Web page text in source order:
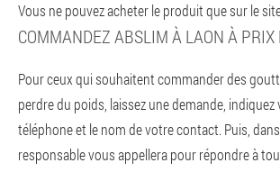
Vous ne pouvez acheter le produit que sur le
COMMANDEZ ABSLIM À LAON À PRIX
Pour ceux qui souhaitent commander des
perdre du poids, laissez une demande,
téléphone et le nom de votre contact. Puis,
responsable vous appellera pour répondre à